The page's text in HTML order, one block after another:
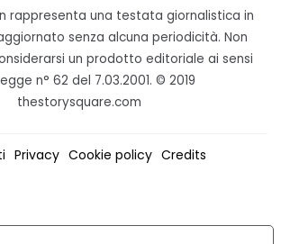
rappresenta una testata giornalistica in
senza alcuna periodicità. Non
un prodotto editoriale ai sensi
n° 62 del 7.03.2001. © 2019
thestorysquare.com
Privacy Cookie policy Credits